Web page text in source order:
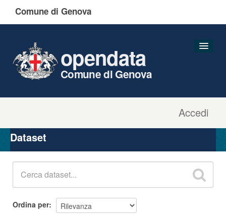
Comune di Genova
Accedi
opendata
Comune di Genova
Organizzazioni
Gruppi
Dataset
Ordina per